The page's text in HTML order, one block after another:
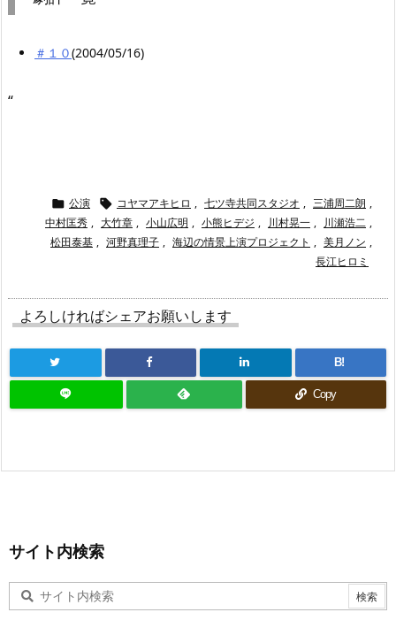
＃１０(2004/05/16)
“
 公演  コヤマアキヒロ , 七ツ寺共同スタジオ , 三浦周二朗 ,
中村匡秀 , 大竹章 , 小山広明 , 小熊ヒデジ , 川村晃一 , 川瀬浩二 ,
松田泰基 , 河野真理子 , 海辺の情景上演プロジェクト , 美月ノン ,
長江ヒロミ
よろしければシェアお願いします
B!
Copy
サイト内検索